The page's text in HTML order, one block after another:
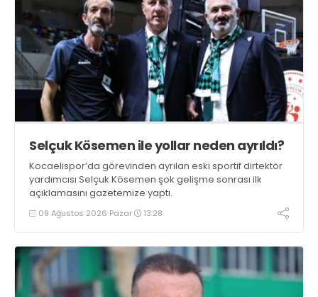
Selçuk Kösemen ile yollar neden ayrıldı?
Kocaelispor’da görevinden ayrılan eski sportif dirtektör
yardımcısı Selçuk Kösemen şok gelişme sonrası ilk
açıklamasını gazetemize yaptı.
09 Ağustos 2026 Pazar 13:28